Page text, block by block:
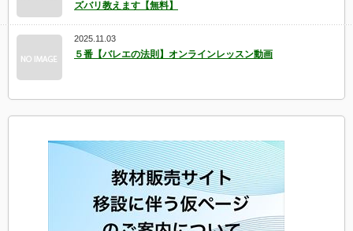
ズバリ教えます【無料】
2025.11.03
５番【バレエの法則】オンラインレッスン動画